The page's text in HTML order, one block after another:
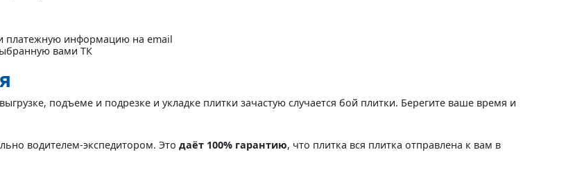
платежную информацию на email
вами ТК
подъеме и подрезке и укладке плитки зачастую случается бой плитки. Берегите ваше время и
водителем-экспедитором. Это даёт 100% гарантию, что плитка вся плитка отправлена к вам в